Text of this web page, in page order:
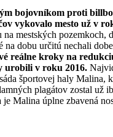
bojovníkom proti
vykovalo mesto už v
mestských pozemkoch,
na dobu určitú nechali
reálne kroky na
urobili v roku 2016.
športovej haly Malina,
plagátov zostal už
Malina úplne zbavená